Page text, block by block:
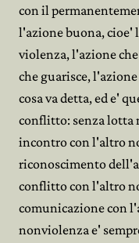
con il
l'azione buona, cioe'
violenza, l'azione
che guarisce,
cosa va detta, ed e'
conflitto: senza lotta
incontro con l'altro
riconoscimento
conflitto con l'altro
comunicazione con
nonviolenza e'